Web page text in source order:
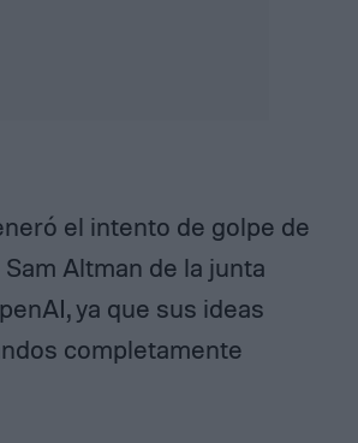
el intento de golpe de
Altman de la junta
ya que sus ideas
completamente